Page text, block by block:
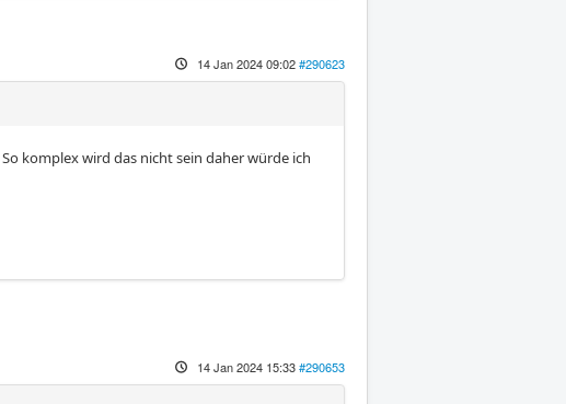
14 Jan 2024 09:02#290623
komplex wird das nicht sein daher würde ich
14 Jan 2024 15:33#290653